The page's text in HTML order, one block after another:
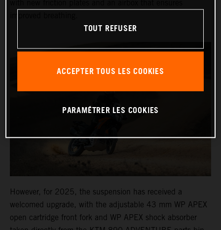
However, for 2025, the suspension has received a
welcomed upgrade, with the adjustable 43 mm WP APEX
open cartridge front fork and WP APEX shock absorber
TOUT REFUSER
ACCEPTER TOUS LES COOKIES
PARAMÉTRER LES COOKIES